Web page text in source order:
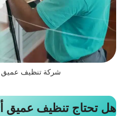
شركة تنظيف عميق
هل تحتاج تنظيف عميق